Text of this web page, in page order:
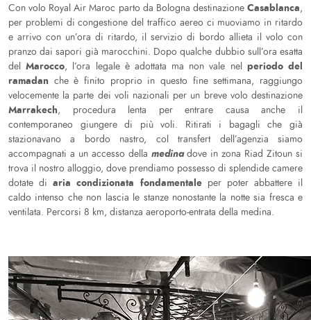
Con volo Royal Air Maroc parto da Bologna destinazione Casablanca,
per problemi di congestione del traffico aereo ci muoviamo in ritardo
e arrivo con un’ora di ritardo, il servizio di bordo allieta il volo con
pranzo dai sapori già marocchini. Dopo qualche dubbio sull’ora esatta
delMarocco, l’ora legale è adottata ma non vale nel periodo del
ramadan che è finito proprio in questo fine settimana, raggiungo
velocemente la parte dei voli nazionali per un breve volo destinazione
Marrakech, procedura lenta per entrare causa anche il
contemporaneo giungere di più voli. Ritirati i bagagli che già
stazionavano a bordo nastro, col transfert dell’agenzia siamo
accompagnati a un accesso della medinadove in zona Riad Zitoun si
trova il nostro alloggio, dove prendiamo possesso di splendide camere
dotate diaria condizionata fondamentaleper poter abbattere il
caldo intenso che non lascia le stanze nonostante la notte sia fresca e
ventilata. Percorsi 8 km, distanza aeroporto-entrata della medina.